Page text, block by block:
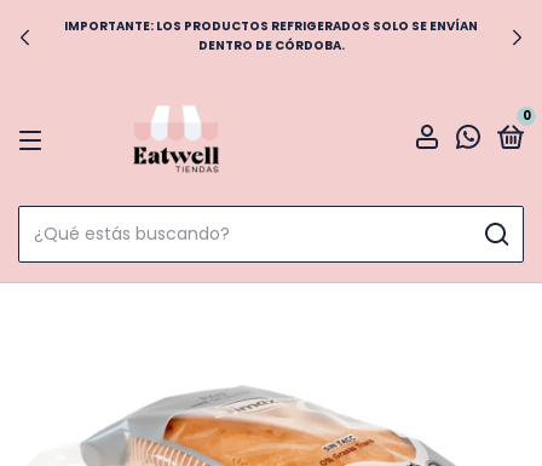
IMPORTANTE: LOS PRODUCTOS REFRIGERADOS SOLO SE ENVÍAN
DENTRO DE CÓRDOBA.
0